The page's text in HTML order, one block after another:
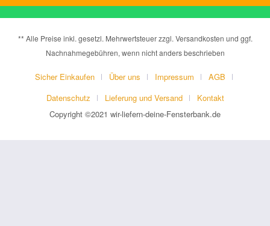
** Alle Preise inkl. gesetzl. Mehrwertsteuer zzgl. Versandkosten und ggf.
Nachnahmegebühren, wenn nicht anders beschrieben
Sicher Einkaufen Über uns Impressum
AGB
Datenschutz
Lieferung und Versand
Kontakt
Copyright ©2021 wir-liefern-deine-Fensterbank.de